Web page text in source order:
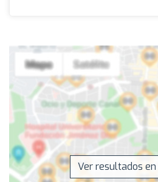
Ver resultados